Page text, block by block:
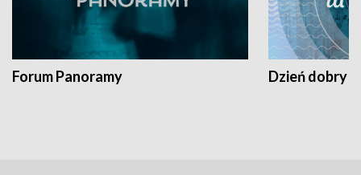
Forum Panoramy Dzień dobry